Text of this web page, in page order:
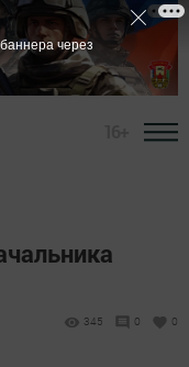
345 0 0
через